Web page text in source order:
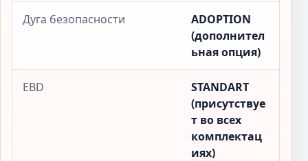
Дуга безопасности
ADOPTION
(дополнител
ьная опция)
EBD
STANDART
(присутствуе
т во всех
комплектац
иях)